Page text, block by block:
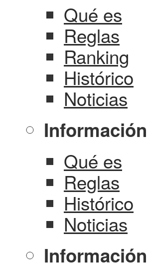
Qué es
Reglas
Ranking
Histórico
Noticias
Qué es
Reglas
Histórico
Noticias